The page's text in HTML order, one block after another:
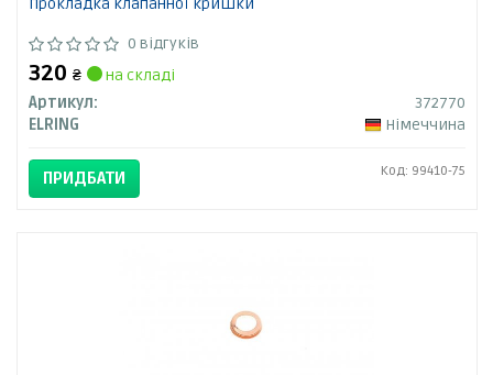
Прокладка клапанної кришки
0 відгуків
320 ₴
на складі
Артикул:
372770
ELRING
Німеччина
ПРИДБАТИ Код: 99410-75